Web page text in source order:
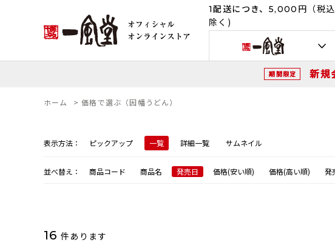
1配送につき、5,000 円（税込
除く)
期間限定 新規
ホーム >価格で選ぶ（因幡うどん）
表示方法： ピックアップ 一覧 詳細一覧 サムネイル
並べ替え： 商品コード 商品名 発売日 価格(安い順) 価格(高い順) 発
16 件あります